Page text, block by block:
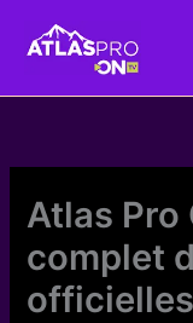
Atlas Pro
complet